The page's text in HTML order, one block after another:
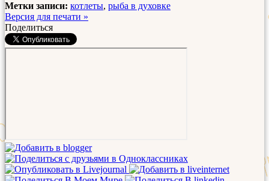
Метки записи: котлеты, рыба в духовке
Версия для печати »
Поделиться